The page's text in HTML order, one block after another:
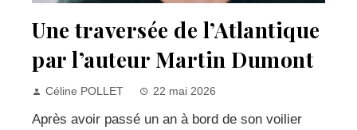
Une traversée de l’Atlantique
par l’auteur Martin Dumont
Céline POLLET 22 mai 2026
Après avoir passé un an à bord de son voilier